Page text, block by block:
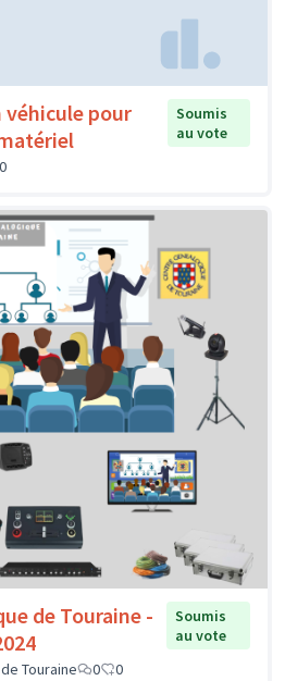
pour
Soumis
au vote
0
de Touraine -
Soumis
au vote
Touraine
0 0